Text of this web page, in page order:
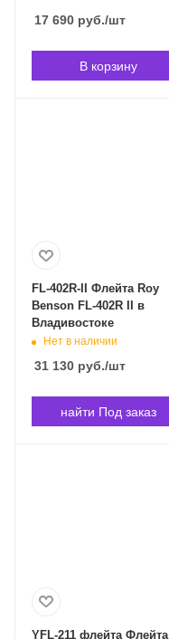
17 690 руб./шт
В корзину
FL-402R-II Флейта Roy
Benson FL-402R II в
Владивостоке
Нет в наличии
31 130 руб./шт
найти Под заказ
YFL-211 флейта Флейта